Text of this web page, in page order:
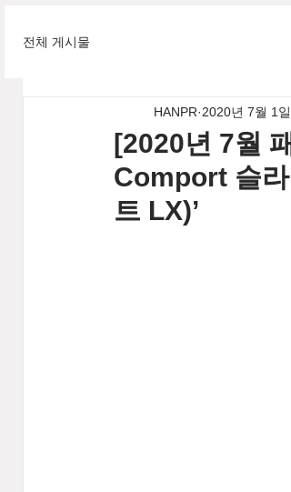
전체 게시물
[2020년 7월
Comport 슬라
트 LX)’
HANPR 2020년 7월 1일